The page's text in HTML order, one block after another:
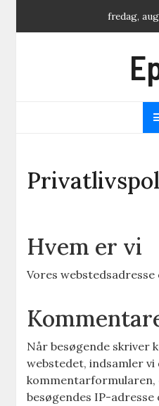
fredag,
Hvem er vi
Vores
Når besøgende skriver
webstedet, indsamler vi
kommentarformularen,
besøgendes IP-